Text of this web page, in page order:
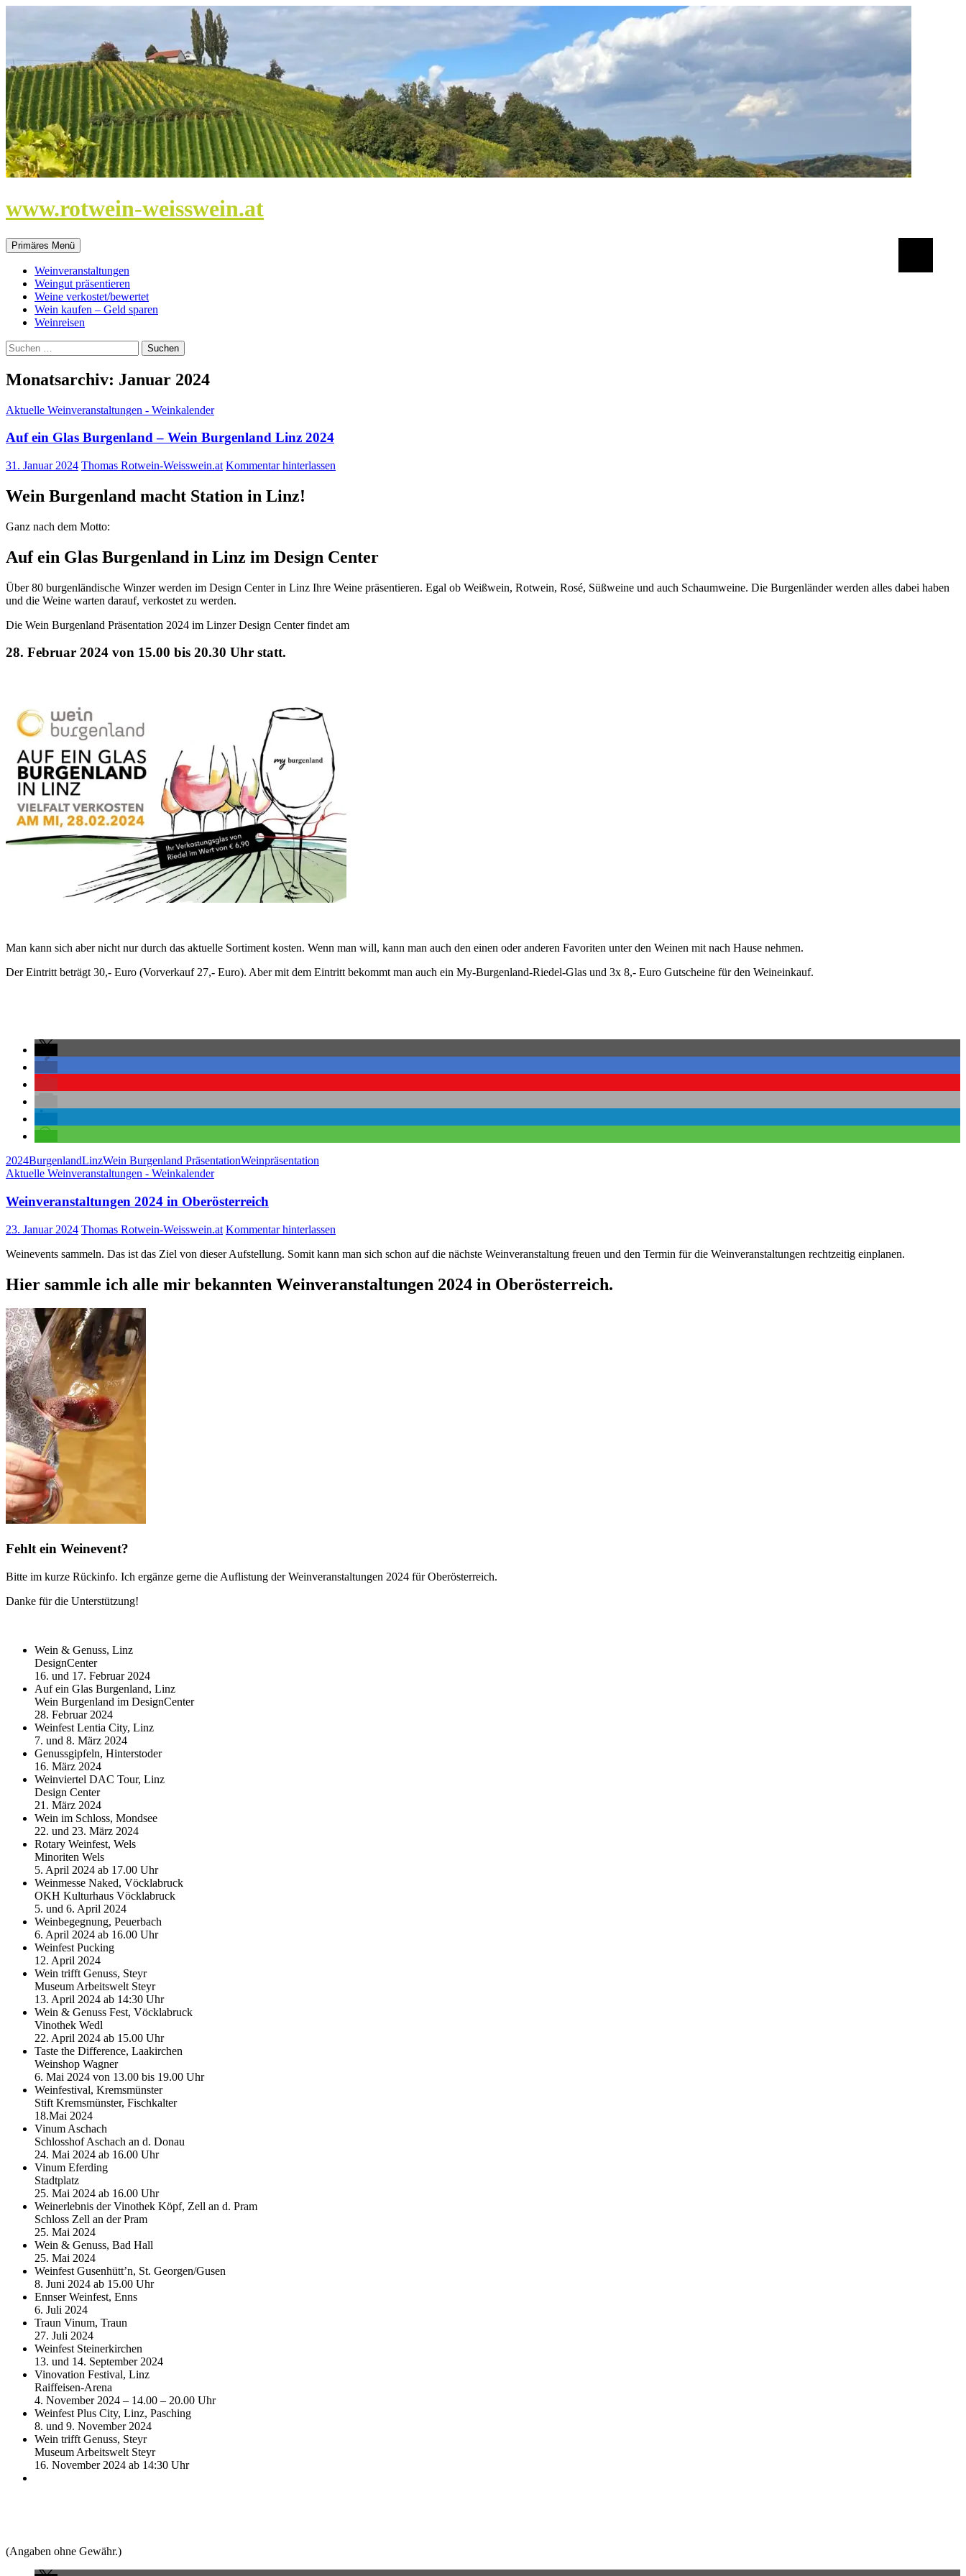
www.rotwein-weisswein.at
Primäres Menü
Weinveranstaltungen
Weingut präsentieren
Weine verkostet/bewertet
Wein kaufen – Geld sparen
Weinreisen
Suchen
nach:
Monatsarchiv: Januar 2024
Aktuelle Weinveranstaltungen - Weinkalender
Auf ein Glas Burgenland – Wein Burgenland Linz 2024
31. Januar 2024 Thomas Rotwein-Weisswein.at Kommentar hinterlassen
Wein Burgenland macht Station in Linz!
Ganz nach dem Motto:
Auf ein Glas Burgenland in Linz im Design Center
Über 80 burgenländische Winzer werden im Design Center in Linz Ihre Weine präsentieren. Egal ob Weißwein, Rotwein, Rosé, Süßweine und auch Schaumweine. Die Burgenländer werden alles dabei haben
und die Weine warten darauf, verkostet zu werden.
Die Wein Burgenland Präsentation 2024 im Linzer Design Center findet am
28. Februar 2024 von 15.00 bis 20.30 Uhr statt.
Man kann sich aber nicht nur durch das aktuelle Sortiment kosten. Wenn man will, kann man auch den einen oder anderen Favoriten unter den Weinen mit nach Hause nehmen.
Der Eintritt beträgt 30,- Euro (Vorverkauf 27,- Euro). Aber mit dem Eintritt bekommt man auch ein My-Burgenland-Riedel-Glas und 3x 8,- Euro Gutscheine für den Weineinkauf.
2024BurgenlandLinzWein Burgenland PräsentationWeinpräsentation
Aktuelle Weinveranstaltungen - Weinkalender
Weinveranstaltungen 2024 in Oberösterreich
23. Januar 2024 Thomas Rotwein-Weisswein.at Kommentar hinterlassen
Weinevents sammeln. Das ist das Ziel von dieser Aufstellung. Somit kann man sich schon auf die nächste Weinveranstaltung freuen und den Termin für die Weinveranstaltungen rechtzeitig einplanen.
Hier sammle ich alle mir bekannten Weinveranstaltungen 2024 in Oberösterreich.
Fehlt ein Weinevent?
Bitte im kurze Rückinfo. Ich ergänze gerne die Auflistung der Weinveranstaltungen 2024 für Oberösterreich.
Danke für die Unterstützung!
Wein & Genuss, Linz
DesignCenter
16. und 17. Februar 2024
Auf ein Glas Burgenland, Linz
Wein Burgenland im DesignCenter
28. Februar 2024
Weinfest Lentia City, Linz
7. und 8. März 2024
Genussgipfeln, Hinterstoder
16. März 2024
Weinviertel DAC Tour, Linz
Design Center
21. März 2024
Wein im Schloss, Mondsee
22. und 23. März 2024
Rotary Weinfest, Wels
Minoriten Wels
5. April 2024 ab 17.00 Uhr
Weinmesse Naked, Vöcklabruck
OKH Kulturhaus Vöcklabruck
5. und 6. April 2024
Weinbegegnung, Peuerbach
6. April 2024 ab 16.00 Uhr
Weinfest Pucking
12. April 2024
Wein trifft Genuss, Steyr
Museum Arbeitswelt Steyr
13. April 2024 ab 14:30 Uhr
Wein & Genuss Fest, Vöcklabruck
Vinothek Wedl
22. April 2024 ab 15.00 Uhr
Taste the Difference, Laakirchen
Weinshop Wagner
6. Mai 2024 von 13.00 bis 19.00 Uhr
Weinfestival, Kremsmünster
Stift Kremsmünster, Fischkalter
18.Mai 2024
Vinum Aschach
Schlosshof Aschach an d. Donau
24. Mai 2024 ab 16.00 Uhr
Vinum Eferding
Stadtplatz
25. Mai 2024 ab 16.00 Uhr
Weinerlebnis der Vinothek Köpf, Zell an d. Pram
Schloss Zell an der Pram
25. Mai 2024
Wein & Genuss, Bad Hall
25. Mai 2024
Weinfest Gusenhütt’n, St. Georgen/Gusen
8. Juni 2024 ab 15.00 Uhr
Ennser Weinfest, Enns
6. Juli 2024
Traun Vinum, Traun
27. Juli 2024
Weinfest Steinerkirchen
13. und 14. September 2024
Vinovation Festival, Linz
Raiffeisen-Arena
4. November 2024 – 14.00 – 20.00 Uhr
Weinfest Plus City, Linz, Pasching
8. und 9. November 2024
Wein trifft Genuss, Steyr
Museum Arbeitswelt Steyr
16. November 2024 ab 14:30 Uhr
(Angaben ohne Gewähr.)